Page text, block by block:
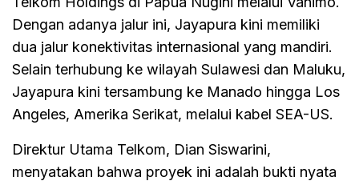
Dengan adanya jalur ini, Jayapura kini memiliki
dua jalur konektivitas internasional yang mandiri.
Selain terhubung ke wilayah Sulawesi dan Maluku,
Jayapura kini tersambung ke Manado hingga Los
Angeles, Amerika Serikat, melalui kabel SEA-US.
Direktur Utama Telkom, Dian Siswarini,
menyatakan bahwa proyek ini adalah bukti nyata